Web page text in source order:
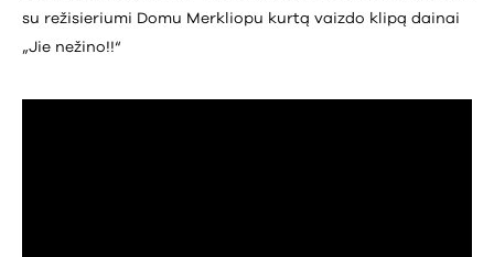
su režisieriumi Domu Merkliopu kurtą vaizdo klipą dainai
„Jie nežino!!“